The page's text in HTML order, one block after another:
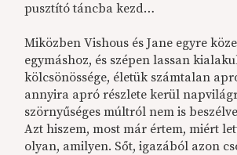
pusztító táncba kezd…
Miközben Vishous és Jane egyre
egymáshoz, és szépen lassan
kölcsönössége, életük számtalan
annyira apró részlete kerül
szörnyűséges múltról nem is
Azt hiszem, most már értem, miért
olyan, amilyen. Sőt, igazából azon